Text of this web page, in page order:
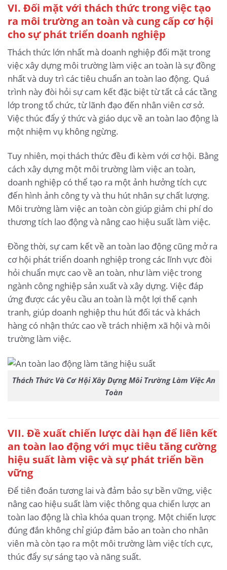
VI. Đối mặt với thách thức trong việc tạo
ra môi trường an toàn và cung cấp cơ hội
cho sự phát triển doanh nghiệp
Thách thức lớn nhất mà doanh nghiệp đối mặt trong
việc xây dựng môi trường làm việc an toàn là sự đồng
nhất và duy trì các tiêu chuẩn an toàn lao động. Quá
trình này đòi hỏi sự cam kết đặc biệt từ tất cả các tầng
lớp trong tổ chức, từ lãnh đạo đến nhân viên cơ sở.
Việc thúc đẩy ý thức và giáo dục về an toàn lao động là
một nhiệm vụ không ngừng.
Tuy nhiên, mọi thách thức đều đi kèm với cơ hội. Bằng
cách xây dựng một môi trường làm việc an toàn,
doanh nghiệp có thể tạo ra một ảnh hưởng tích cực
đến hình ảnh công ty và thu hút nhân sự chất lượng.
Môi trường làm việc an toàn còn giúp giảm chi phí do
thương tích lao động và nâng cao hiệu suất làm việc.
Đồng thời, sự cam kết về an toàn lao động cũng mở ra
cơ hội phát triển doanh nghiệp trong các lĩnh vực đòi
hỏi chuẩn mực cao về an toàn, như làm việc trong
ngành công nghiệp sản xuất và xây dựng. Việc đáp
ứng được các yêu cầu an toàn là một lợi thế cạnh
tranh, giúp doanh nghiệp thu hút đối tác và khách
hàng có nhận thức cao về trách nhiệm xã hội và môi
trường làm việc.
Thách Thức Và Cơ Hội Xây Dựng Môi Trường Làm Việc An
Toàn
VII. Đề xuất chiến lược dài hạn để liên kết
an toàn lao động với mục tiêu tăng cường
hiệu suất làm việc và sự phát triển bền
vững
Để tiên đoán tương lai và đảm bảo sự bền vững, việc
nâng cao hiệu suất làm việc thông qua chiến lược an
toàn lao động là chìa khóa quan trọng. Một chiến lược
đúng đắn không chỉ giúp đảm bảo an toàn cho nhân
viên mà còn tạo ra một môi trường làm việc tích cực,
thúc đẩy sự sáng tạo và năng suất.